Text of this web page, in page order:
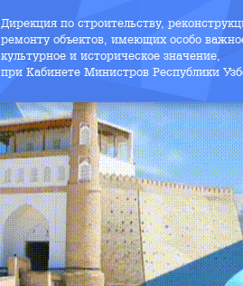
Дирекция по строительству,
ремонту объектов, имеющих особо
культурное и историческое значение,
при Кабинете Министров Республики